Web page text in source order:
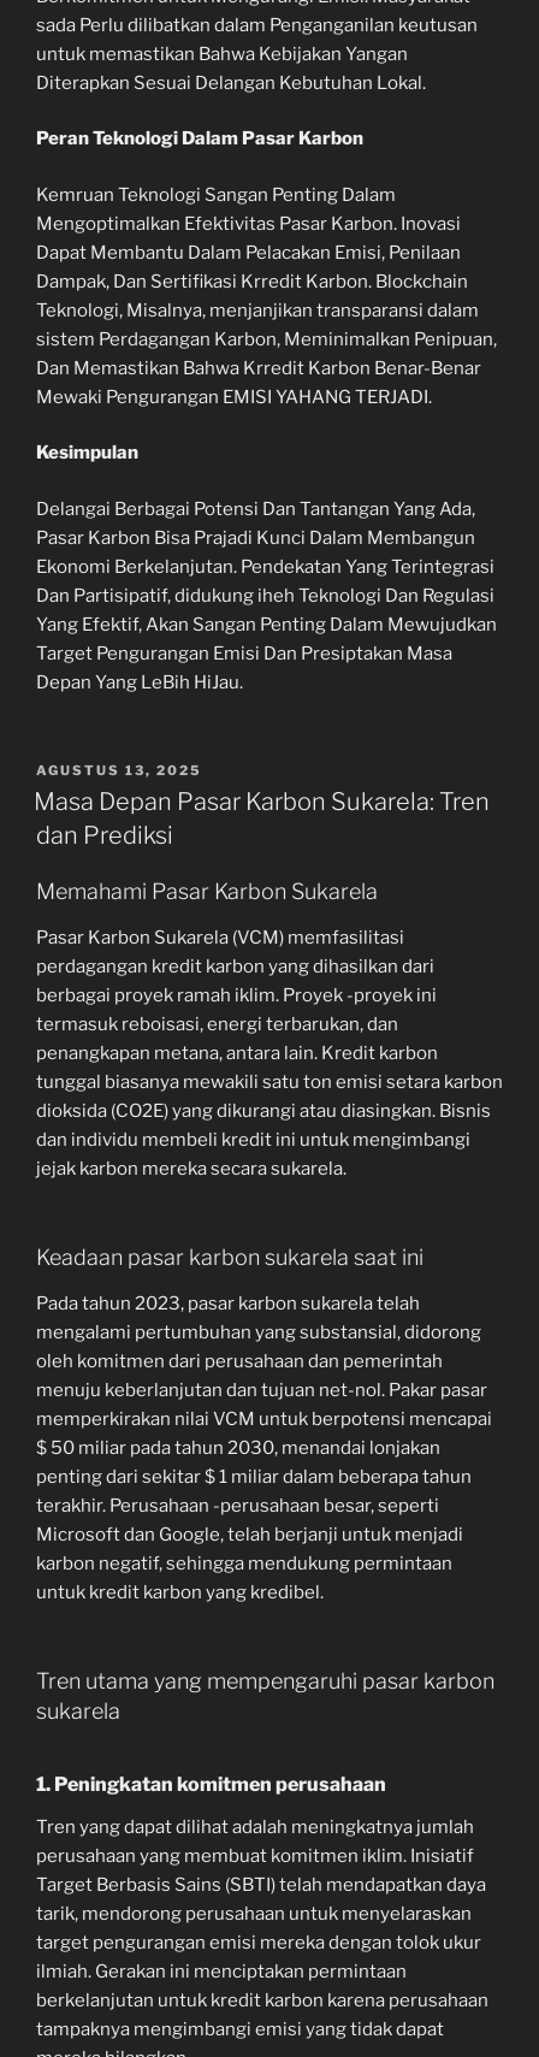
sada Perlu dilibatkan dalam Penganganilan keutusan
untuk memastikan Bahwa Kebijakan Yangan
Diterapkan Sesuai Delangan Kebutuhan Lokal.
Peran Teknologi Dalam Pasar Karbon
Kemruan Teknologi Sangan Penting Dalam
Mengoptimalkan Efektivitas Pasar Karbon. Inovasi
Dapat Membantu Dalam Pelacakan Emisi, Penilaan
Dampak, Dan Sertifikasi Krredit Karbon. Blockchain
Teknologi, Misalnya, menjanjikan transparansi dalam
sistem Perdagangan Karbon, Meminimalkan Penipuan,
Dan Memastikan Bahwa Krredit Karbon Benar-Benar
Mewaki Pengurangan EMISI YAHANG TERJADI.
Kesimpulan
Delangai Berbagai Potensi Dan Tantangan Yang Ada,
Pasar Karbon Bisa Prajadi Kunci Dalam Membangun
Ekonomi Berkelanjutan. Pendekatan Yang Terintegrasi
Dan Partisipatif, didukung iheh Teknologi Dan Regulasi
Yang Efektif, Akan Sangan Penting Dalam Mewujudkan
Target Pengurangan Emisi Dan Presiptakan Masa
Depan Yang LeBih HiJau.
POSTED
ON
AGUSTUS 13, 2025
Masa Depan Pasar Karbon Sukarela: Tren
dan Prediksi
Memahami Pasar Karbon Sukarela
Pasar Karbon Sukarela (VCM) memfasilitasi
perdagangan kredit karbon yang dihasilkan dari
berbagai proyek ramah iklim. Proyek -proyek ini
termasuk reboisasi, energi terbarukan, dan
penangkapan metana, antara lain. Kredit karbon
tunggal biasanya mewakili satu ton emisi setara karbon
dioksida (CO2E) yang dikurangi atau diasingkan. Bisnis
dan individu membeli kredit ini untuk mengimbangi
jejak karbon mereka secara sukarela.
Keadaan pasar karbon sukarela saat ini
Pada tahun 2023, pasar karbon sukarela telah
mengalami pertumbuhan yang substansial, didorong
oleh komitmen dari perusahaan dan pemerintah
menuju keberlanjutan dan tujuan net-nol. Pakar pasar
memperkirakan nilai VCM untuk berpotensi mencapai
$ 50 miliar pada tahun 2030, menandai lonjakan
penting dari sekitar $ 1 miliar dalam beberapa tahun
terakhir. Perusahaan -perusahaan besar, seperti
Microsoft dan Google, telah berjanji untuk menjadi
karbon negatif, sehingga mendukung permintaan
untuk kredit karbon yang kredibel.
Tren utama yang mempengaruhi pasar karbon
sukarela
1. Peningkatan komitmen perusahaan
Tren yang dapat dilihat adalah meningkatnya jumlah
perusahaan yang membuat komitmen iklim. Inisiatif
Target Berbasis Sains (SBTI) telah mendapatkan daya
tarik, mendorong perusahaan untuk menyelaraskan
target pengurangan emisi mereka dengan tolok ukur
ilmiah. Gerakan ini menciptakan permintaan
berkelanjutan untuk kredit karbon karena perusahaan
tampaknya mengimbangi emisi yang tidak dapat